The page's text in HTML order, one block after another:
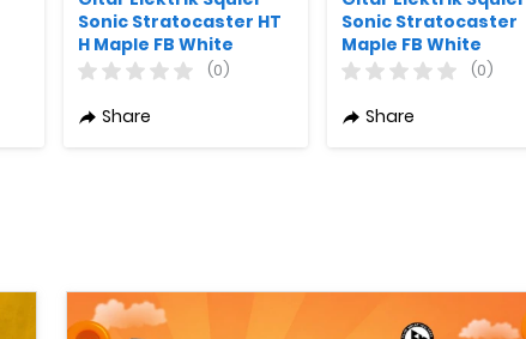
Sonic Stratocaster HT
H Maple FB White
Pickguard Flash Pink
(0)
Share
Sonic Stratocaster
Maple FB White
Pickguard 2-Color
(0)
Share